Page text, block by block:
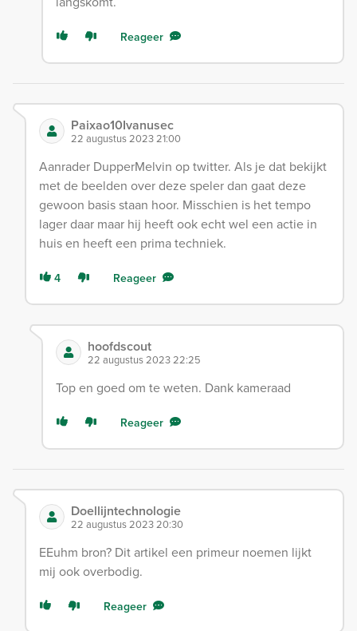
Reageer
Paixao10Ivanusec
22 augustus 2023 21:00
Aanrader DupperMelvin op twitter. Als je dat bekijkt
met de beelden over deze speler dan gaat deze
gewoon basis staan hoor. Misschien is het tempo
lager daar maar hij heeft ook echt wel een actie in
huis en heeft een prima techniek.
4 Reageer
hoofdscout
22 augustus 2023 22:25
Top en goed om te weten. Dank kameraad
Reageer
Doellijntechnologie
22 augustus 2023 20:30
EEuhm bron? Dit artikel een primeur noemen lijkt
mij ook overbodig.
Reageer